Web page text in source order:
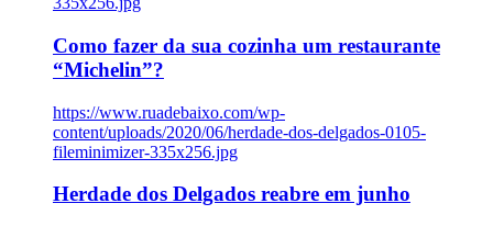
Como fazer da sua cozinha um restaurante
“Michelin”?
https://www.ruadebaixo.com/wp-
content/uploads/2020/06/herdade-dos-delgados-0105-
fileminimizer-335x256.jpg
Herdade dos Delgados reabre em junho